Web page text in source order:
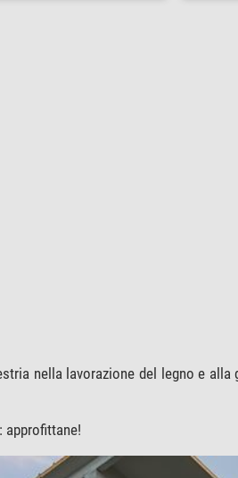
nella lavorazione del legno e
approfittane!